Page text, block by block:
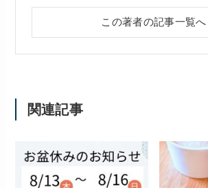
この著者の記事一覧へ
関連記事